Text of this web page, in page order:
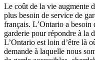
Le coût de la vie augmente
plus besoin de service de
français. L’Ontario a besoin
garderie pour répondre à la
L’Ontario est loin d’être là
demande à laquelle nous